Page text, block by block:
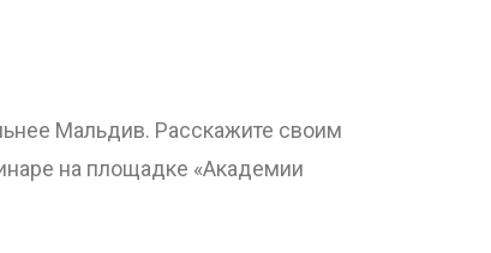
Мальдив. Расскажите своим
на площадке «Академии